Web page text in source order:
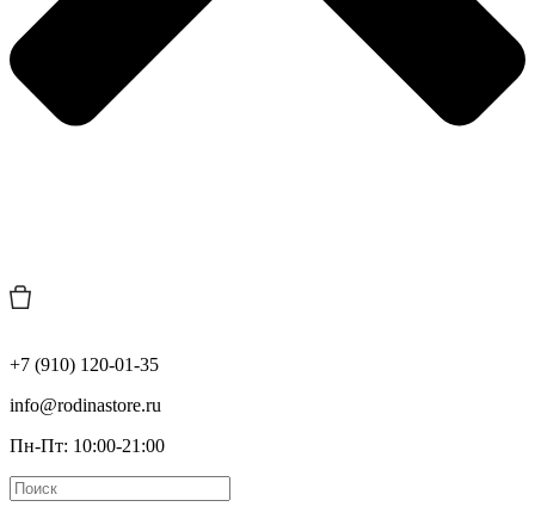
+7 (910) 120-01-35
info@rodinastore.ru
Пн-Пт: 10:00-21:00